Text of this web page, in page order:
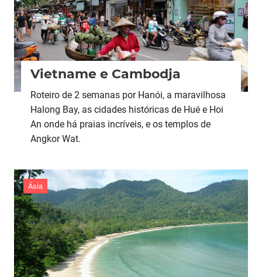
Vietname e Cambodja
Roteiro de 2 semanas por Hanói, a maravilhosa
Halong Bay, as cidades históricas de Hué e Hoi
An onde há praias incríveis, e os templos de
Angkor Wat.
Ásia